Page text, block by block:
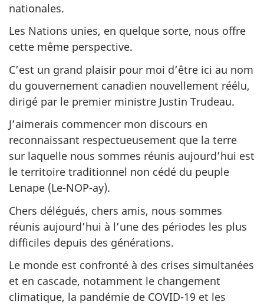
nationales.
Les Nations unies, en quelque sorte, nous offre
cette même perspective.
C’est un grand plaisir pour moi d’être ici au nom
du gouvernement canadien nouvellement réélu,
dirigé par le premier ministre Justin Trudeau.
J’aimerais commencer mon discours en
reconnaissant respectueusement que la terre
sur laquelle nous sommes réunis aujourd’hui est
le territoire traditionnel non cédé du peuple
Lenape (Le-NOP-ay).
Chers délégués, chers amis, nous sommes
réunis aujourd’hui à l’une des périodes les plus
difficiles depuis des générations.
Le monde est confronté à des crises simultanées
et en cascade, notamment le changement
climatique, la pandémie de COVID-19 et les